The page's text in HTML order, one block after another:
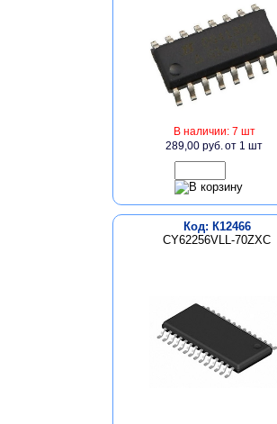
В наличии: 7 шт
289,00 руб.от 1 шт
Код: К12466
CY62256VLL-70ZXC